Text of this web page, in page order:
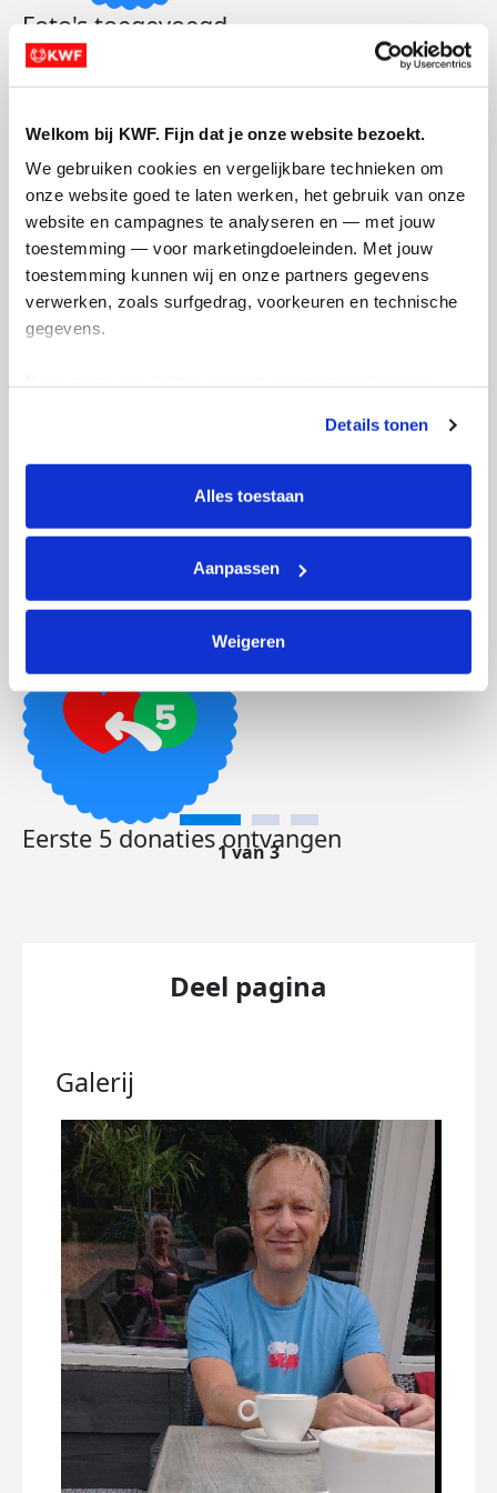
Welkom bij KWF. Fijn dat je onze website bezoekt.
We gebruiken cookies en vergelijkbare technieken om
onze website goed te laten werken, het gebruik van onze
website en campagnes te analyseren en — met jouw
toestemming — voor marketingdoeleinden. Met jouw
toestemming kunnen wij en onze partners gegevens
verwerken, zoals surfgedrag, voorkeuren en technische
gegevens.
tonen. Je kunt je toestemming op elk moment wijzigen of
intrekken via Cookie instellingen onderaan de pagina. De
lijst met cookies is te vinden in het tabblad “details”.
Details tonen
Alles toestaan
Aanpassen
Weigeren
Foto's toegevoegd
Actiepagina gemaakt
Aan eigen actie gedoneerd
Eerste 5 donaties ontvangen
1 van 3
Deel pagina
Galerij